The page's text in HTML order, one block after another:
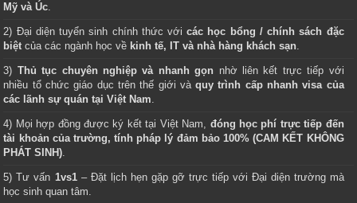
Mỹ và Úc.
2) Đại diện tuyển sinh chính thức vớicác học bổng / chính sách đặc
biệt của các ngành học về kinh tế, IT và nhà hàng khách sạn.
3) Thủ tục chuyên nghiệp và nhanh gọn nhờ liên kết trực tiếp với
nhiều tổ chức giáo dục trên thế giới vàquy trình cấp nhanh visa của
các lãnh sự quán tại Việt Nam.
4) Mọi hợp đồng được ký kết tại Việt Nam, đóng học phí trực tiếp đến
tài khoản của trường, tính pháp lý đảm bảo 100% (CAM KẾT KHÔNG
PHÁT SINH).
5) Tư vấn 1vs1– Đặt lịch hẹn gặp gỡ trực tiếp với Đại diện trường mà
học sinh quan tâm.